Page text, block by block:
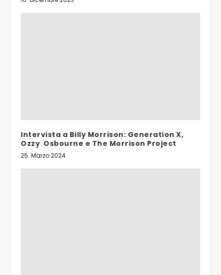
Intervista a Billy Morrison: Generation X,
Ozzy Osbourne e The Morrison Project
25. Marzo 2024